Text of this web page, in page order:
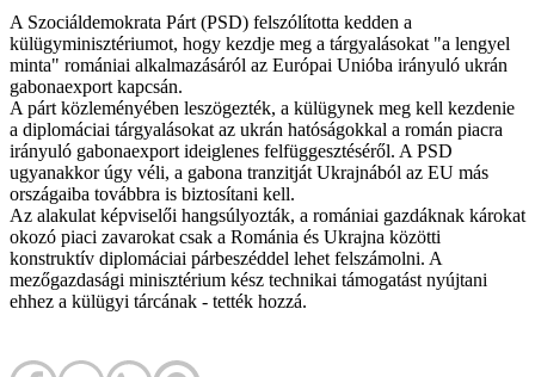
A Szociáldemokrata Párt (PSD) felszólította kedden a
külügyminisztériumot, hogy kezdje meg a tárgyalásokat "a lengyel
minta" romániai alkalmazásáról az Európai Unióba irányuló ukrán
gabonaexport kapcsán.
A párt közleményében leszögezték, a külügynek meg kell kezdenie
a diplomáciai tárgyalásokat az ukrán hatóságokkal a román piacra
irányuló gabonaexport ideiglenes felfüggesztéséről. A PSD
ugyanakkor úgy véli, a gabona tranzitját Ukrajnából az EU más
országaiba továbbra is biztosítani kell.
Az alakulat képviselői hangsúlyozták, a romániai gazdáknak károkat
okozó piaci zavarokat csak a Románia és Ukrajna közötti
konstruktív diplomáciai párbeszéddel lehet felszámolni. A
mezőgazdasági minisztérium kész technikai támogatást nyújtani
ehhez a külügyi tárcának - tették hozzá.